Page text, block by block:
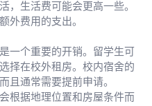
，生活费可能会更高一些。
外费用的支出。
个重要的开销。留学生可
择在校外租房。校内宿舍的
且通常需要提前申请。
据地理位置和房屋条件而